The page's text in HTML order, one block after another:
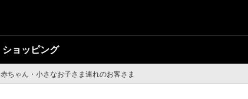
ショッピング
赤ちゃん・小さなお子さま連れのお客さま